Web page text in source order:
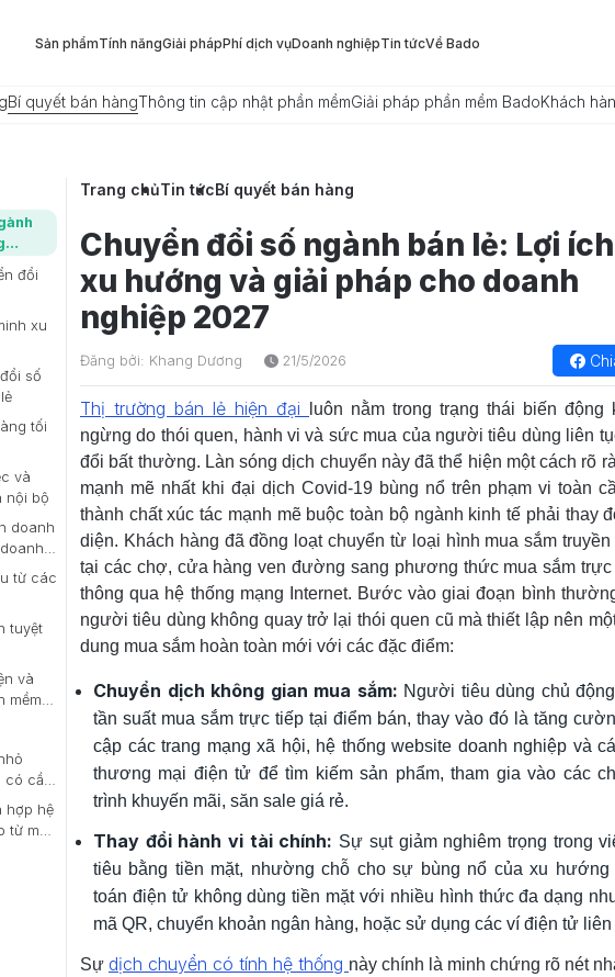
Sản phẩmTính năngGiải phápPhí dịch vụDoanh nghiệpTin tứcVề Bado
Bí quyết bán hàngThông tin cập nhật phần mềmGiải pháp phần mềm BadoKhách
đổi
xu
số
tối
và
nội bộ
doanh
từ các
tuyệt
và
mềm
có cần
hợp hệ
từ máy
Trang chủTin tứcBí quyết bán hàng
Chuyển đổi số ngành bán lẻ: Lợi
xu hướng và giải pháp cho doanh
nghiệp 2027
Đăng bởi: Khang Dương 21/5/2026
Thị trường bán lẻ hiện đại
luôn nằm trong trạng thái biến động
ngừng do thói quen, hành vi và sức mua của người tiêu dùng liên
đổi bất thường. Làn sóng dịch chuyển này đã thể hiện một cách rõ
mạnh mẽ nhất khi đại dịch Covid-19 bùng nổ trên phạm vi toàn
thành chất xúc tác mạnh mẽ buộc toàn bộ ngành kinh tế phải thay
diện. Khách hàng đã đồng loạt chuyển từ loại hình mua sắm truyền
tại các chợ, cửa hàng ven đường sang phương thức mua sắm trực
thông qua hệ thống mạng Internet. Bước vào giai đoạn bình
người tiêu dùng không quay trở lại thói quen cũ mà thiết lập nên
dung mua sắm hoàn toàn mới với các đặc điểm:
Chuyển dịch không gian mua sắm: Người tiêu dùng chủ
tần suất mua sắm trực tiếp tại điểm bán, thay vào đó là tăng
cập các trang mạng xã hội, hệ thống website doanh nghiệp và
thương mại điện tử để tìm kiếm sản phẩm, tham gia vào các
trình khuyến mãi, săn sale giá rẻ.
Thay đổi hành vi tài chính: Sự sụt giảm nghiêm trọng trong
tiêu bằng tiền mặt, nhường chỗ cho sự bùng nổ của xu hướng
toán điện tử không dùng tiền mặt với nhiều hình thức đa dạng
mã QR, chuyển khoản ngân hàng, hoặc sử dụng các ví điện tử liên
Sự dịch chuyển có tính hệ thống này chính là minh chứng rõ nét